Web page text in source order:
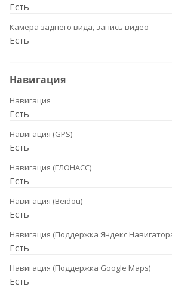
Есть
Камера заднего вида, запись видео
Есть
Навигация
Навигация
Есть
Навигация (GPS)
Есть
Навигация (ГЛОНАСС)
Есть
Навигация (Beidou)
Есть
Навигация (Поддержка Яндекс
Есть
Навигация (Поддержка Google Maps)
Есть